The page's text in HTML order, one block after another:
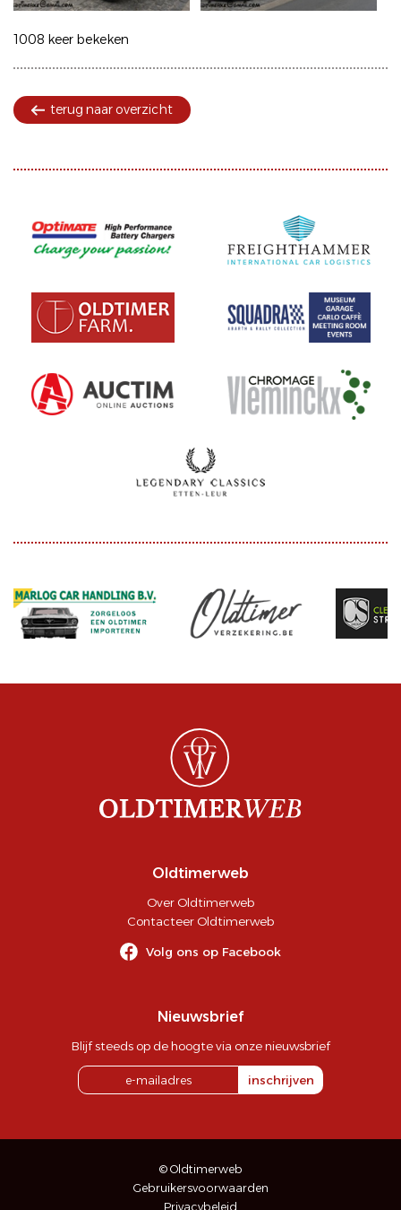
1008 keer bekeken
terug naar overzicht
Oldtimerweb
Over Oldtimerweb
Contacteer Oldtimerweb
Volg ons op Facebook
Nieuwsbrief
Blijf steeds op de hoogte via onze nieuwsbrief
inschrijven
© Oldtimerweb
Gebruikersvoorwaarden
Privacybeleid